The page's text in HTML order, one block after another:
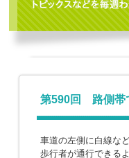
第590回 路側帯
車道の左側に白線な
歩行者が通行できる